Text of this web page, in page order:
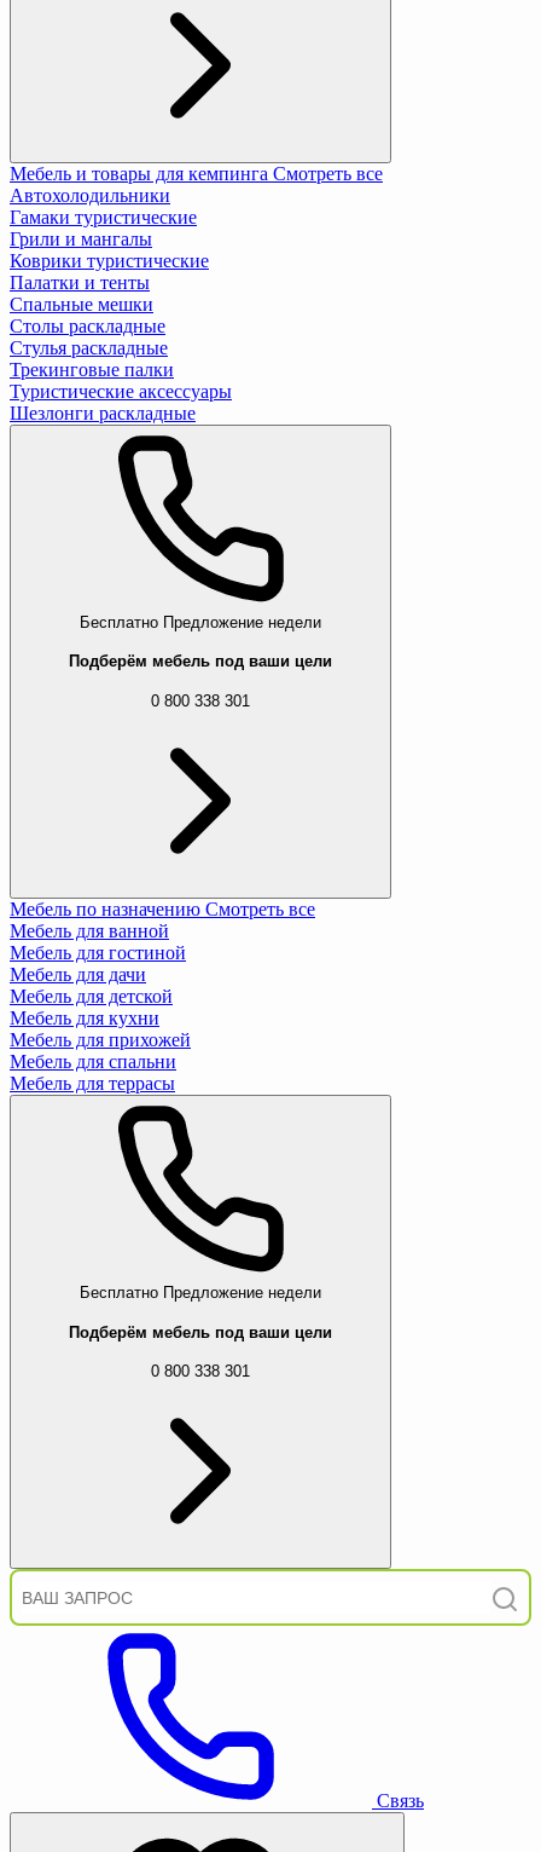
Мебель и товары для кемпинга Смотреть все
Автохолодильники
Гамаки туристические
Грили и мангалы
Коврики туристические
Палатки и тенты
Спальные мешки
Столы раскладные
Стулья раскладные
Трекинговые палки
Туристические аксессуары
Шезлонги раскладные
Бесплатно Предложение недели
Подберём мебель под ваши цели
0 800 338 301
Мебель по назначению Смотреть все
Мебель для ванной
Мебель для гостиной
Мебель для дачи
Мебель для детской
Мебель для кухни
Мебель для прихожей
Мебель для спальни
Мебель для террасы
Бесплатно Предложение недели
Подберём мебель под ваши цели
0 800 338 301
Связь